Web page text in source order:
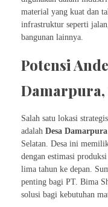
material yang kuat dan
infrastruktur seperti
bangunan lainnya.
Potensi
Damarpura,
Salah satu lokasi
adalah Desa Damarpura
Selatan. Desa ini
dengan estimasi
lima tahun ke depan.
penting bagi PT. Bima
solusi bagi kebutuhan